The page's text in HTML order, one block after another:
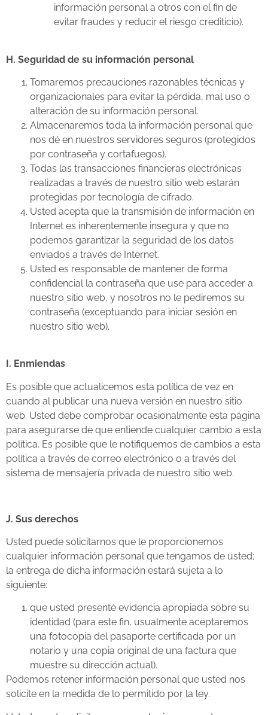
información personal a otros con el fin de
evitar fraudes y reducir el riesgo crediticio).
H. Seguridad de su información personal
Tomaremos precauciones razonables técnicas y
organizacionales para evitar la pérdida, mal uso o
alteración de su información personal.
Almacenaremos toda la información personal que
nos dé en nuestros servidores seguros (protegidos
por contraseña y cortafuegos).
Todas las transacciones financieras electrónicas
realizadas a través de nuestro sitio web estarán
protegidas por tecnología de cifrado.
Usted acepta que la transmisión de información en
Internet es inherentemente insegura y que no
podemos garantizar la seguridad de los datos
enviados a través de Internet.
Usted es responsable de mantener de forma
confidencial la contraseña que use para acceder a
nuestro sitio web, y nosotros no le pediremos su
contraseña (exceptuando para iniciar sesión en
nuestro sitio web).
I. Enmiendas
Es posible que actualicemos esta política de vez en
cuando al publicar una nueva versión en nuestro sitio
web. Usted debe comprobar ocasionalmente esta página
para asegurarse de que entiende cualquier cambio a esta
política. Es posible que le notifiquemos de cambios a esta
política a través de correo electrónico o a través del
sistema de mensajería privada de nuestro sitio web.
J. Sus derechos
Usted puede solicitarnos que le proporcionemos
cualquier información personal que tengamos de usted;
la entrega de dicha información estará sujeta a lo
siguiente:
que usted presenté evidencia apropiada sobre su
identidad (para este fin, usualmente aceptaremos
una fotocopia del pasaporte certificada por un
notario y una copia original de una factura que
muestre su dirección actual).
Podemos retener información personal que usted nos
solicite en la medida de lo permitido por la ley.